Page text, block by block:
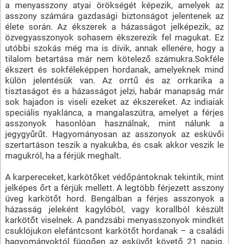
a menyasszony atyai örökségét képezik, amelyek az
asszony számára gazdasági biztonságot jelentenek az
élete során. Az ékszerek a házasságot jelképezik, az
özvegyasszonyok sohasem ékszerezik fel magukat. Ez
utóbbi szokás még ma is dívik, annak ellenére, hogy a
tilalom betartása már nem kötelező számukra.Sokféle
ékszert és sokféleképpen hordanak, amelyeknek mind
külön jelentésük van. Az orrtű és az orrkarika a
tisztaságot és a házasságot jelzi, habár manapság már
sok hajadon is viseli ezeket az ékszereket. Az indiaiak
speciális nyaklánca, a mangalaszútra, amelyet a férjes
asszonyok hasonlóan használnak, mint nálunk a
jegygyűrűt. Hagyományosan az asszonyok az esküvői
szertartáson teszik a nyakukba, és csak akkor veszik le
magukról, ha a férjük meghalt.
A karpereceket, karkötőket védőpántoknak tekintik, mint
jelképes őrt a férjük mellett. A legtöbb férjezett asszony
üveg karkötőt hord. Bengálban a férjes asszonyok a
házasság jeleként kagylóból, vagy korallból készült
karkötőt viselnek. A pandzsábi menyasszonyok mindkét
csuklójukon elefántcsont karkötőt hordanak – a családi
hagyományoktól függően az esküvőt követő 21 napig,